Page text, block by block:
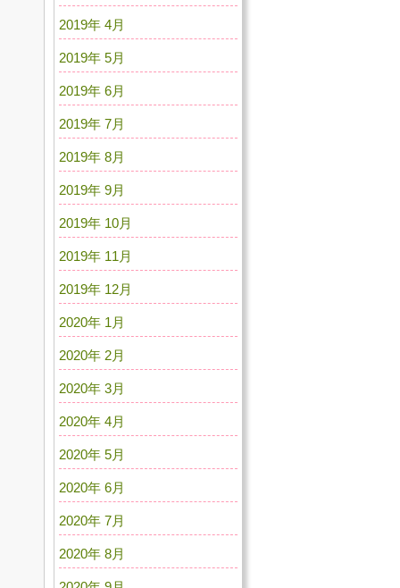
2019年 4月
2019年 5月
2019年 6月
2019年 7月
2019年 8月
2019年 9月
2019年 10月
2019年 11月
2019年 12月
2020年 1月
2020年 2月
2020年 3月
2020年 4月
2020年 5月
2020年 6月
2020年 7月
2020年 8月